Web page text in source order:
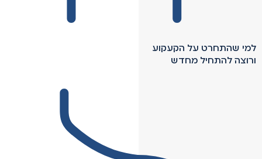
למי שהתחרט על הקעקוע
ורוצה להתחיל מחדש